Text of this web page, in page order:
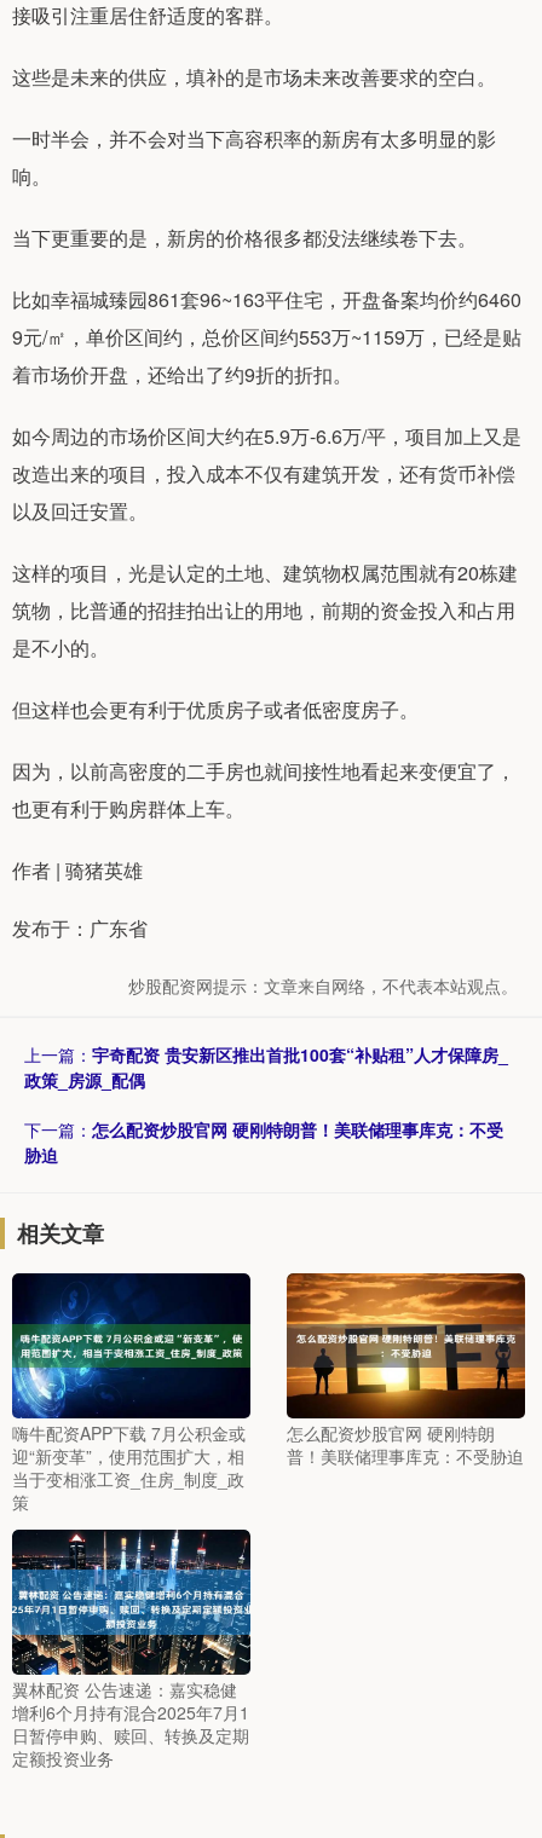
接吸引注重居住舒适度的客群。
这些是未来的供应，填补的是市场未来改善要求的空白。
一时半会，并不会对当下高容积率的新房有太多明显的影
响。
当下更重要的是，新房的价格很多都没法继续卷下去。
比如幸福城臻园861套96~163平住宅，开盘备案均价约6460
9元/㎡，单价区间约，总价区间约553万~1159万，已经是贴
着市场价开盘，还给出了约9折的折扣。
如今周边的市场价区间大约在5.9万-6.6万/平，项目加上又是
改造出来的项目，投入成本不仅有建筑开发，还有货币补偿
以及回迁安置。
这样的项目，光是认定的土地、建筑物权属范围就有20栋建
筑物，比普通的招挂拍出让的用地，前期的资金投入和占用
是不小的。
但这样也会更有利于优质房子或者低密度房子。
因为，以前高密度的二手房也就间接性地看起来变便宜了，
也更有利于购房群体上车。
作者 | 骑猪英雄
发布于：广东省
炒股配资网提示：文章来自网络，不代表本站观点。
上一篇： 宇奇配资 贵安新区推出首批100套“补贴租”人才保障房_
政策_房源_配偶
下一篇： 怎么配资炒股官网 硬刚特朗普！美联储理事库克：不受
胁迫
相关文章
嗨牛配资APP下载 7月公积金或
迎“新变革”，使用范围扩大，相
当于变相涨工资_住房_制度_政
策
怎么配资炒股官网 硬刚特朗
普！美联储理事库克：不受胁迫
翼林配资 公告速递：嘉实稳健
增利6个月持有混合2025年7月1
日暂停申购、赎回、转换及定期
定额投资业务